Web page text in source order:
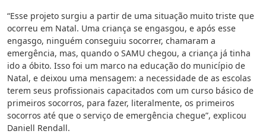
“Esse projeto surgiu a partir de uma situação muito triste que
ocorreu em Natal. Uma criança se engasgou, e após esse
engasgo, ninguém conseguiu socorrer, chamaram a
emergência, mas, quando o SAMU chegou, a criança já tinha
ido a óbito. Isso foi um marco na educação do município de
Natal, e deixou uma mensagem: a necessidade de as escolas
terem seus profissionais capacitados com um curso básico de
primeiros socorros, para fazer, literalmente, os primeiros
socorros até que o serviço de emergência chegue”, explicou
Daniell Rendall.